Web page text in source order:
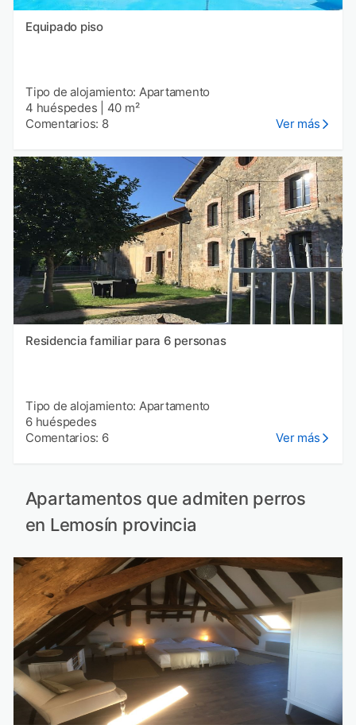
Equipado piso
Tipo de alojamiento: Apartamento
4 huéspedes
40 m²
Comentarios: 8
Ver más
Residencia familiar para 6 personas
Tipo de alojamiento: Apartamento
6 huéspedes
Comentarios: 6
Ver más
Apartamentos que admiten perros
en Lemosín provincia